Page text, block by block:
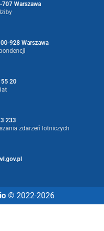
707 Warszawa
928 Warszawa
20
233
zdarzeń lotniczych
© 2022-2026